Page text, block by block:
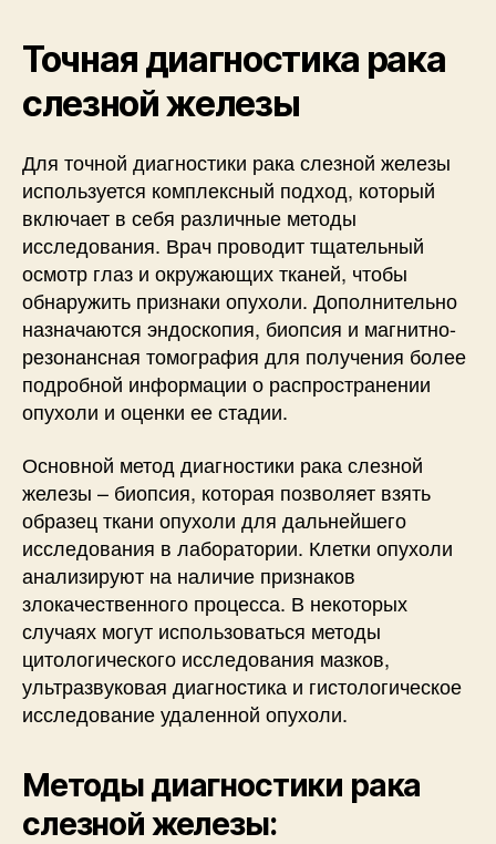
Точная диагностика рака
слезной железы
Для точной диагностики рака слезной железы
используется комплексный подход, который
включает в себя различные методы
исследования. Врач проводит тщательный
осмотр глаз и окружающих тканей, чтобы
обнаружить признаки опухоли. Дополнительно
назначаются эндоскопия, биопсия и магнитно-
резонансная томография для получения более
подробной информации о распространении
опухоли и оценки ее стадии.
Основной метод диагностики рака слезной
железы – биопсия, которая позволяет взять
образец ткани опухоли для дальнейшего
исследования в лаборатории. Клетки опухоли
анализируют на наличие признаков
злокачественного процесса. В некоторых
случаях могут использоваться методы
цитологического исследования мазков,
ультразвуковая диагностика и гистологическое
исследование удаленной опухоли.
Методы диагностики рака
слезной железы: